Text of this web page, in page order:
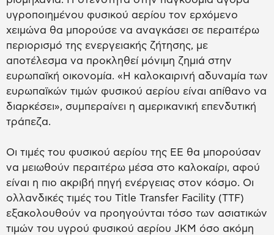
υγροποιημένου φυσικού αερίου τον ερχόμενο
χειμώνα θα μπορούσε να αναγκάσει σε περαιτέρω
περιορισμό της ενεργειακής ζήτησης, με
αποτέλεσμα να προκληθεί μόνιμη ζημιά στην
ευρωπαϊκή οικονομία. «Η καλοκαιρινή αδυναμία των
ευρωπαϊκών τιμών φυσικού αερίου είναι απίθανο να
διαρκέσει», συμπεραίνει η αμερικανική επενδυτική
τράπεζα.
Οι τιμές του φυσικού αερίου της ΕΕ θα μπορούσαν
να μειωθούν περαιτέρω μέσα στο καλοκαίρι, αφού
είναι η πιο ακριβή πηγή ενέργειας στον κόσμο. Οι
ολλανδικές τιμές του Title Transfer Facility (TTF)
εξακολουθούν να προηγούνται τόσο των ασιατικών
τιμών του υγρού φυσικού αερίου JKM όσο ακόμη